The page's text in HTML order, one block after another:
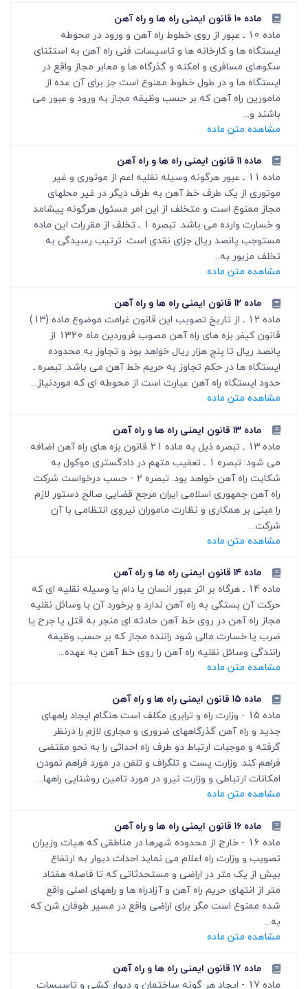
ماده ۱۰ قانون ایمنی راه ها و راه آهن
ماده 10 ـ عبور از روی خطوط راه آهن و ورود در محوطه
ایستگاه ها و کارخانه ها و تاسیسات فنی راه آهن به استثنای
سکوهای مسافری و امکنه و گذرگاه ها و معابر مجاز واقع در
ایستگاه ها و در طول خطوط ممنوع است جز برای آن عده از
مامورین راه آهن که بر حسب وظیفه مجاز به ورود و عبور می
باشند و...
مشاهده متن ماده
ماده ۱۱ قانون ایمنی راه ها و راه آهن
ماده 11 ـ عبور هرگونه وسیله نقلیه اعم از موتوری و غیر
موتوری از یک طرف خط آهن به طرف دیگر در غیر محلهای
مجاز ممنوع است و متخلف از این امر مسئول هرگونه پیشامد
و خسارت وارده می باشد. تبصره 1 ـ تخلف از مقررات این ماده
مستوجب پانصد ریال جزای نقدی است. ترتیب رسیدگی به
تخلف مزبور به...
مشاهده متن ماده
ماده ۱۲ قانون ایمنی راه ها و راه آهن
ماده 12 ـ از تاریخ تصویب این قانون غرامت موضوع ماده (13)
قانون کیفر بزه های راه آهن مصوب فروردین ماه 1320 از
پانصد ریال تا پنج هزار ریال خواهد بود و تجاوز به محدوده
ایستگاه ها در حکم تجاوز به حریم خط آهن می باشد. تبصره ـ
حدود ایستگاه راه آهن عبارت است از محوطه ای که موردنیاز...
مشاهده متن ماده
ماده ۱۳ قانون ایمنی راه ها و راه آهن
ماده 13 ـ تبصره ذیل به ماده 21 قانون بزه های راه آهن اضافه
می شود: تبصره 1 ـ تعقیب متهم در دادگستری موکول به
شکایت راه آهن خواهد بود. تبصره 2 - حسب درخواست شرکت
راه آهن جمهوری اسلامی ایران مرجع قضایی صالح دستور لازم
را مبنی بر همکاری و نظارت ماموران نیروی انتظامی با آن
شرکت...
مشاهده متن ماده
ماده ۱۴ قانون ایمنی راه ها و راه آهن
ماده 14 ـ هرگاه بر اثر عبور انسان یا دام یا وسیله نقلیه ای که
حرکت آن بستگی به راه آهن ندارد و برخورد آن با وسائل نقلیه
مجاز راه آهن در روی خط آهن حادثه ای منجر به قتل یا جرح یا
ضرب یا خسارت مالی شود راننده مجاز که بر حسب وظیفه
رانندگی وسائل نقلیه راه آهن را روی خط آهن به عهده...
مشاهده متن ماده
ماده ۱۵ قانون ایمنی راه ها و راه آهن
ماده 15 - وزارت راه و ترابری مکلف است هنگام ایجاد راههای
جدید و راه آهن گذرگاههای ضروری و مجاری لازم را درنظر
گرفته و موجبات ارتباط دو طرف راه احداثی را به نحو مقتضی
فراهم کند. وزارت پست و تلگراف و تلفن در مورد فراهم نمودن
امکانات ارتباطی و وزارت نیرو در مورد تامین روشنایی راهها...
مشاهده متن ماده
ماده ۱۶ قانون ایمنی راه ها و راه آهن
ماده 16 - خارج از محدوده شهرها در مناطقی که هیات وزیران
تصویب و وزارت راه اعلام می نماید احداث دیوار به ارتفاع
بیش از یک متر در اراضی و مستحدثاتی که تا فاصله هفتاد
متر از انتهای حریم راه آهن و آزادراه ها و راههای اصلی واقع
شده ممنوع است مگر برای اراضی واقع در مسیر طوفان شن که
به...
مشاهده متن ماده
ماده ۱۷ قانون ایمنی راه ها و راه آهن
ماده 17 - ایجاد هر گونه ساختمان و دیوار کشی و تاسیسات